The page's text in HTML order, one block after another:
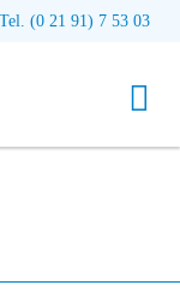
Tel. (0 21 91) 7 53 03